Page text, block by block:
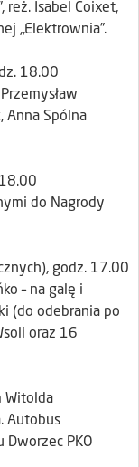
reż. Isabel Coixet,
„Elektrownia”.
18.00
Anna Spólna
do Nagrody
godz. 17.00
– na galę i
(do odebrania po
oraz 16
Witolda
Autobus
Dworzec PKO